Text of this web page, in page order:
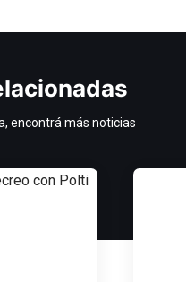
encontrá más noticias